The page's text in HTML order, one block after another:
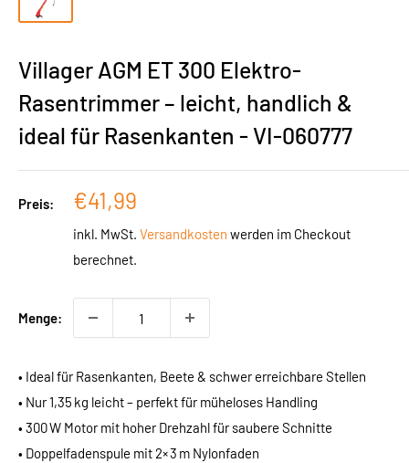
Villager AGM ET 300 Elektro-
Rasentrimmer – leicht, handlich &
ideal für Rasenkanten - VI-060777
Preis: Sonderpreis
€41,99
inkl. MwSt. Versandkosten werden im Checkout
berechnet.
Menge:
• Ideal für Rasenkanten, Beete & schwer erreichbare Stellen
• Nur 1,35 kg leicht – perfekt für müheloses Handling
• 300 W Motor mit hoher Drehzahl für saubere Schnitte
• Doppelfadenspule mit 2× 3 m Nylonfaden